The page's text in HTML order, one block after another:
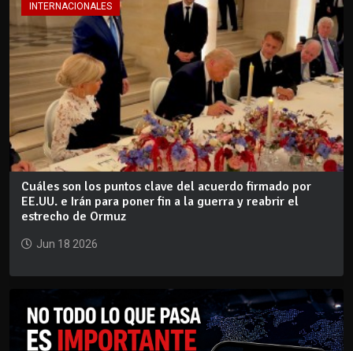
INTERNACIONALES
Cuáles son los puntos clave del acuerdo firmado por
EE.UU. e Irán para poner fin a la guerra y reabrir el
estrecho de Ormuz
Jun 18 2026